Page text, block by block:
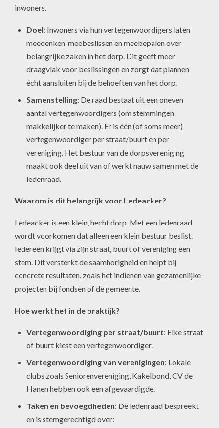
inwoners.
Doel: Inwoners via hun vertegenwoordigers laten
meedenken, meebeslissen en meebepalen over
belangrijke zaken in het dorp. Dit geeft meer
draagvlak voor beslissingen en zorgt dat plannen
écht aansluiten bij de behoeften van het dorp.
Samenstelling: De raad bestaat uit een oneven
aantal vertegenwoordigers (om stemmingen
makkelijker te maken). Er is één (of soms meer)
vertegenwoordiger per straat/buurt en per
vereniging. Het bestuur van de dorpsvereniging
maakt ook deel uit van of werkt nauw samen met de
ledenraad.
Waarom is dit belangrijk voor Ledeacker?
Ledeacker is een klein, hecht dorp. Met een ledenraad
wordt voorkomen dat alleen een klein bestuur beslist.
Iedereen krijgt via zijn straat, buurt of vereniging een
stem. Dit versterkt de saamhorigheid en helpt bij
concrete resultaten, zoals het indienen van gezamenlijke
projecten bij fondsen of de gemeente.
Hoe werkt het in de praktijk?
Vertegenwoordiging per straat/buurt: Elke straat
of buurt kiest een vertegenwoordiger.
Vertegenwoordiging van verenigingen: Lokale
clubs zoals Seniorenvereniging, Kakelbond, CV de
Hanen hebben ook een afgevaardigde.
Taken en bevoegdheden: De ledenraad bespreekt
en is stemgerechtigd over: